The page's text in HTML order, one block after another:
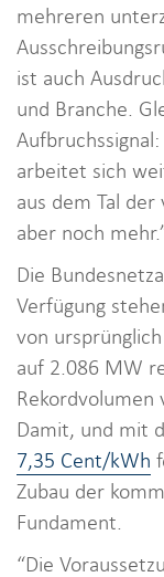
mehreren
ist auch
und Branche.
arbeitet sich
aus dem Tal
aber noch
Die
Verfügung
von
auf 2.086 MW
Damit, und mit
7,35 Cent/kWh
Zubau der
Fundament.
“Die